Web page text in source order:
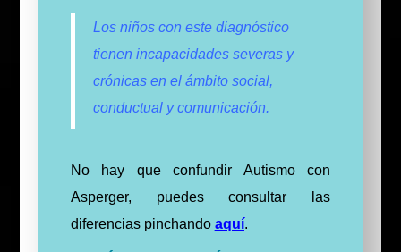
Los niños con este diagnóstico
tienen incapacidades severas y
crónicas en el ámbito social,
conductual y comunicación.
No hay que confundir Autismo con
Asperger, puedes consultar las
diferencias pinchando aquí.